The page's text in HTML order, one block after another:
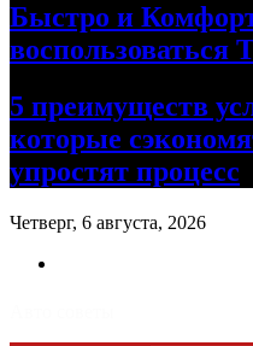
Быстро и
воспользоваться
5 преимуществ
которые
упростят процесс
Четверг, 6 августа, 2026